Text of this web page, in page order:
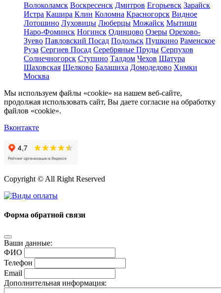
Волоколамск Воскресенск Дмитров Егорьевск Зарайск
Истра Кашира Клин Коломна Красногорск Видное
Лотошино Луховицы Люберцы Можайск Мытищи
Наро-Фоминск Ногинск Одинцово Озеры Орехово-
Зуево Павловский Посад Подольск Пушкино Раменское
Руза Сергиев Посад Серебряные Пруды Серпухов
Солнечногорск Ступино Талдом Чехов Шатура
Шаховская Щелково Балашиха Домодедово Химки
Москва
Мы используем файлы «cookie» на нашем веб-сайте,
продолжая использовать сайт, Вы даете согласие на обработку
файлов «cookie».
Вконтакте
Copyright © All Right Reserved
Форма обратной связи
Ваши данные:
ФИО
Телефон
Email
Дополнительная информация: